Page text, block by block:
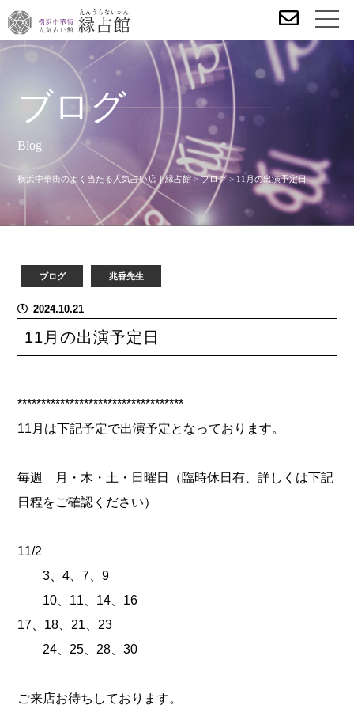
ブログ
Blog
横浜中華街のよく当たる人気占い店｜縁占館 >ブログ> 11月の出演予定日
ブログ 兆香先生
2024.10.21
11月の出演予定日
***********************************
11月は下記予定で出演予定となっております。
毎週 月・木・土・日曜日（臨時休日有、詳しくは下記
日程をご確認ください）
11/2
3、4、7、9
10、11、14、16
17、18、21、23
24、25、28、30
ご来店お待ちしております。